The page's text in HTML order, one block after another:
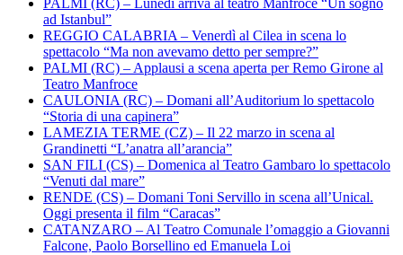
PALMI (RC) – Lunedì arriva al teatro Manfroce “Un sogno
ad Istanbul”
REGGIO CALABRIA – Venerdì al Cilea in scena lo
spettacolo “Ma non avevamo detto per sempre?”
PALMI (RC) – Applausi a scena aperta per Remo Girone al
Teatro Manfroce
CAULONIA (RC) – Domani all’Auditorium lo spettacolo
“Storia di una capinera”
LAMEZIA TERME (CZ) – Il 22 marzo in scena al
Grandinetti “L’anatra all’arancia”
SAN FILI (CS) – Domenica al Teatro Gambaro lo spettacolo
“Venuti dal mare”
RENDE (CS) – Domani Toni Servillo in scena all’Unical.
Oggi presenta il film “Caracas”
CATANZARO – Al Teatro Comunale l’omaggio a Giovanni
Falcone, Paolo Borsellino ed Emanuela Loi